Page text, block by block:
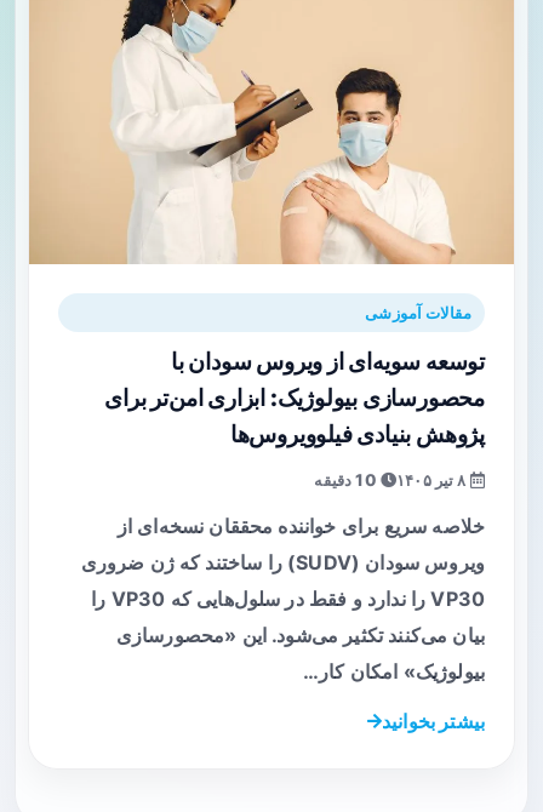
مقالات آموزشی
توسعه سویه‌ای از ویروس سودان با
محصورسازی بیولوژیک: ابزاری امن‌تر برای
پژوهش بنیادی فیلوویروس‌ها
خلاصه سریع برای خواننده محققان نسخه‌ای از
ویروس سودان (SUDV) را ساختند که ژن ضروری
VP30 را ندارد و فقط در سلول‌هایی که VP30 را
بیان می‌کنند تکثیر می‌شود. این «محصورسازی
بیولوژیک» امکان کار…
بیشتر بخوانید